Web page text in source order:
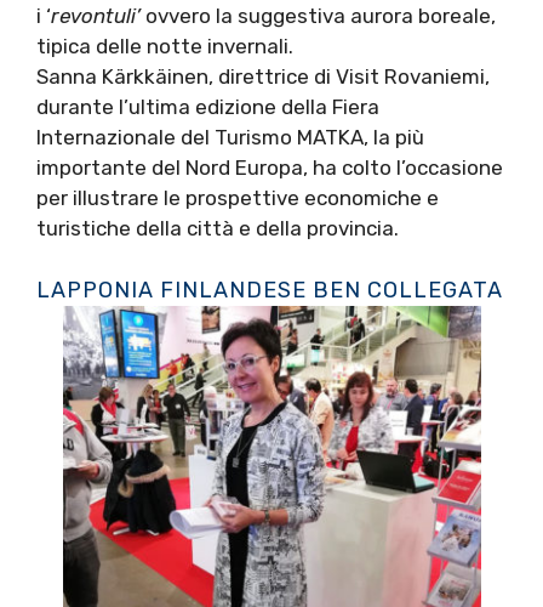
i ‘revontuli’ovvero la suggestiva aurora boreale,
tipica delle notte invernali.
Sanna Kärkkäinen, direttrice di Visit Rovaniemi,
durante l’ultima edizione della Fiera
Internazionale del Turismo MATKA, la più
importante del Nord Europa, ha colto l’occasione
per illustrare le prospettive economiche e
turistiche della città e della provincia.
LAPPONIA FINLANDESE BEN COLLEGATA